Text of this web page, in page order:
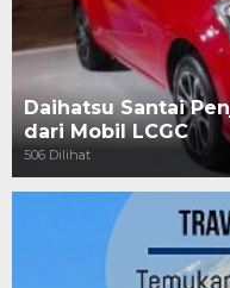
Daihatsu Santai
dari Mobil LCGC
506 Dilihat